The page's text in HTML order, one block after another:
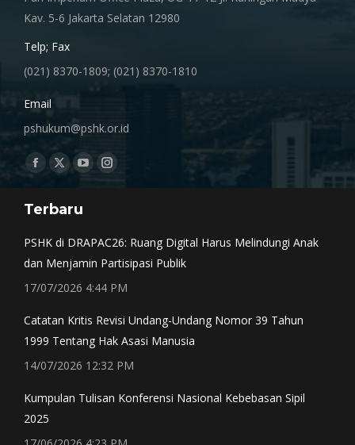
Kav. 5-6 Jakarta Selatan 12980
Telp; Fax
(021) 8370-1809; (021) 8370-1810
Email
pshukum@pshk.or.id
Find us on:
Facebook
opens
window
X
opens
window
YouTube
opens
Instagram
window
Terbaru
PSHK di DRAPAC26: Ruang Digital Harus Melindungi Anak
dan Menjamin Partisipasi Publik
17/07/2026 4:44 PM
Catatan Kritis Revisi Undang-Undang Nomor 39 Tahun
1999 Tentang Hak Asasi Manusia
14/07/2026 12:32 PM
Kumpulan Tulisan Konferensi Nasional Kebebasan Sipil
2025